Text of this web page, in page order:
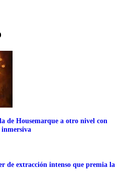
de Housemarque a otro nivel con
de extracción intenso que premia la